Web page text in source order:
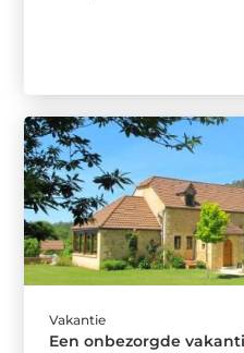
Vakantie
Een onbezorgde